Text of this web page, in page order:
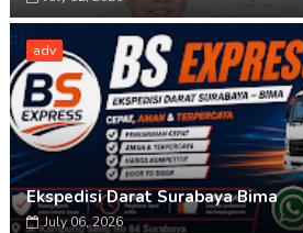
adv
Ekspedisi Darat Surabaya Bima
July 06, 2026